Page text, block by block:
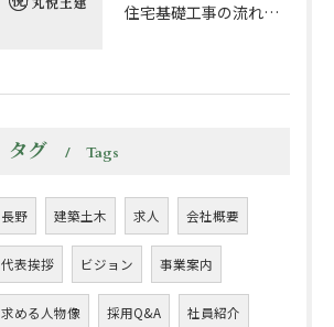
住宅基礎工事の流れについて必要なポイントと注意点
タグ Tags
長野 建築土木 求人 会社概要
代表挨拶 ビジョン 事業案内
求める人物像 採用Q&A 社員紹介